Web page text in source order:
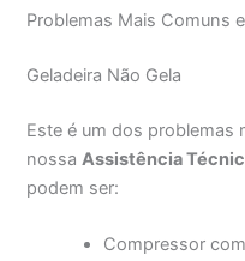
Problemas Mais Comuns
Geladeira Não Gela
Este é um dos problemas
nossaAssistência
podem ser:
Compressor